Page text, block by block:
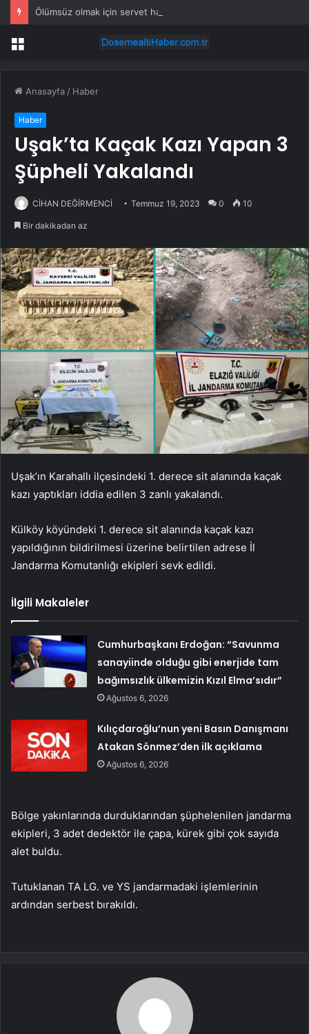
Menü
Anasayfa / Haber
Haber
Uşak’ta Kaçak Kazı Yapan 3
Şüpheli Yakalandı
CİHAN DEĞİRMENCİ Temmuz 19, 2023 0 10
Bir dakikadan az
Uşak’ın Karahallı ilçesindeki 1. derece sit alanında kaçak
kazı yaptıkları iddia edilen 3 zanlı yakalandı.
Külköy köyündeki 1. derece sit alanında kaçak kazı
yapıldığının bildirilmesi üzerine belirtilen adrese İl
Jandarma Komutanlığı ekipleri sevk edildi.
İlgili Makaleler
Cumhurbaşkanı Erdoğan: “Savunma
sanayiinde olduğu gibi enerjide tam
bağımsızlık ülkemizin Kızıl Elma’sıdır”
Ağustos 6, 2026
Kılıçdaroğlu’nun yeni Basın Danışmanı
Atakan Sönmez’den ilk açıklama
Ağustos 6, 2026
Bölge yakınlarında durduklarından şüphelenilen jandarma
ekipleri, 3 adet dedektör ile çapa, kürek gibi çok sayıda
alet buldu.
Tutuklanan TA LG. ve YS jandarmadaki işlemlerinin
ardından serbest bırakıldı.